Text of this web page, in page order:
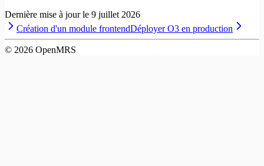
Dernière mise à jour le 9 juillet 2026
Création d'un module frontendDéployer O3 en production
© 2026 OpenMRS